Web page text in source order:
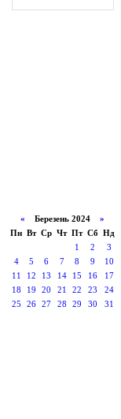
« Березень 2024 »
Пн Вт Ср Чт Пт Сб Нд
1
2
3
4
5 6 7 8 9
10
11
12 13 14 15 16
17
18
19 20 21 22 23
24
25
26 27 28 29 30 31